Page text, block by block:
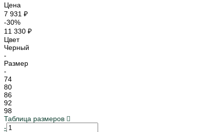
Цена
7 931 ₽
-30%
11 330 ₽
Цвет
Черный
-
Размер
-
74
80
86
92
98
Таблица размеров
-